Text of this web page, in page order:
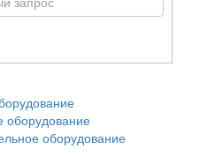
оборудование